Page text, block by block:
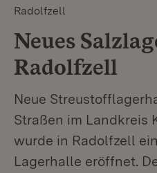
Radolfzell
Neues
Radolfzell
Neue
Straßen im Landkreis
wurde in Radolfzell
Lagerhalle eröffnet.